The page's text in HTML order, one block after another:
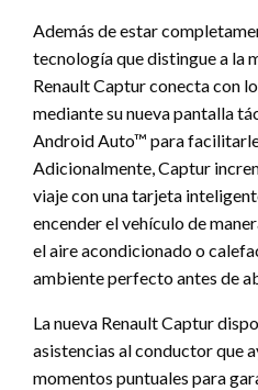
Además de estar
tecnología que distingue a la
Renault Captur conecta con
mediante su nueva pantalla
Android Auto™ para
Adicionalmente, Captur
viaje con una tarjeta
encender el vehículo de
el aire acondicionado o
ambiente perfecto antes de
La nueva Renault Captur
asistencias al conductor que
momentos puntuales para